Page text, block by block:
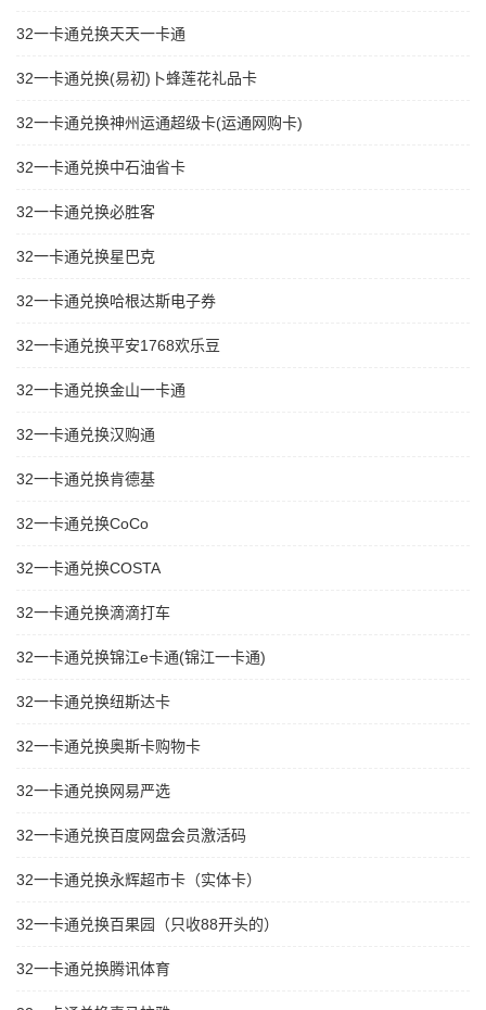
32一卡通兑换天天一卡通
32一卡通兑换(易初)卜蜂莲花礼品卡
32一卡通兑换神州运通超级卡(运通网购卡)
32一卡通兑换中石油省卡
32一卡通兑换必胜客
32一卡通兑换星巴克
32一卡通兑换哈根达斯电子券
32一卡通兑换平安1768欢乐豆
32一卡通兑换金山一卡通
32一卡通兑换汉购通
32一卡通兑换肯德基
32一卡通兑换CoCo
32一卡通兑换COSTA
32一卡通兑换滴滴打车
32一卡通兑换锦江e卡通(锦江一卡通)
32一卡通兑换纽斯达卡
32一卡通兑换奥斯卡购物卡
32一卡通兑换网易严选
32一卡通兑换百度网盘会员激活码
32一卡通兑换永辉超市卡（实体卡）
32一卡通兑换百果园（只收88开头的）
32一卡通兑换腾讯体育